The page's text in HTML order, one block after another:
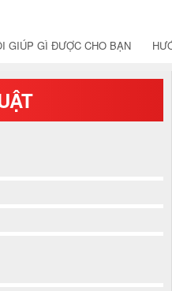
GIÚP GÌ ĐƯỢC CHO BẠN